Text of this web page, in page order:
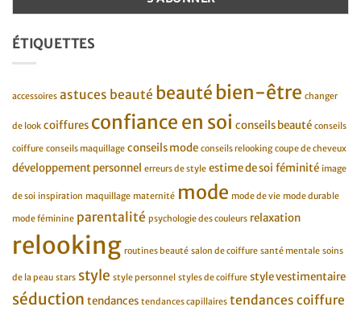
ÉTIQUETTES
accessoires astuces beauté beauté bien-être changer
de look coiffures confiance en soi conseils beauté conseils
coiffure conseils maquillage conseils mode conseils relooking coupe de cheveux
développement personnel erreurs de style estime de soi féminité image
de soi inspiration maquillage maternité mode mode de vie mode durable
mode féminine parentalité psychologie des couleurs relaxation
relooking routines beauté salon de coiffure santé mentale soins
de la peau stars style style personnel styles de coiffure style vestimentaire
séduction tendances tendances capillaires tendances coiffure